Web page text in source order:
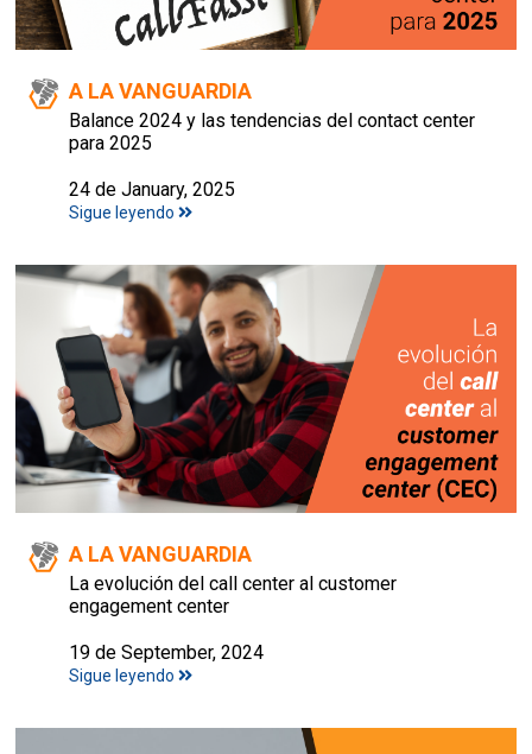
A LA VANGUARDIA
Balance 2024 y las tendencias del contact center
para 2025
24 de January, 2025
Sigue leyendo
A LA VANGUARDIA
La evolución del call center al customer
engagement center
19 de September, 2024
Sigue leyendo